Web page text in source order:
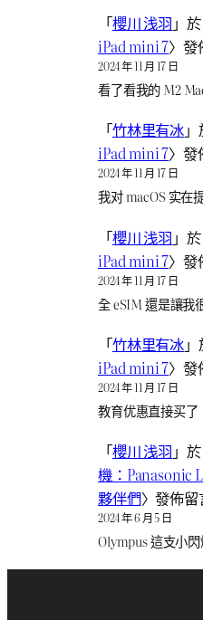
「櫻川 浅羽 」
iPad mini 7〉發
2024 年 11 月 17 日
看了看我的 M2
「竹林里有冰
iPad mini 7〉發
2024 年 11 月 17 日
我对 macOS 实在
「櫻川 浅羽 」
iPad mini 7〉發
2024 年 11 月 17 日
全 eSIM 還是讓我
「竹林里有冰
iPad mini 7〉發
2024 年 11 月 17 日
教育优惠直接买了
「櫻川 浅羽 」
機：Panasonic
夥伴們〉發佈留
2024 年 6 月 5 日
Olympus 這支小